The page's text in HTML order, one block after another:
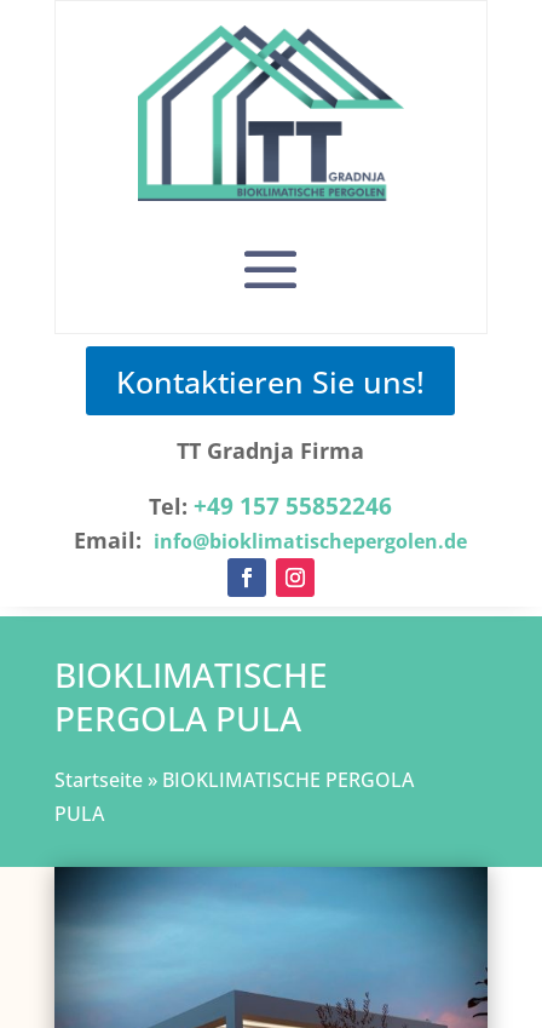
Kontaktieren Sie uns!
TT Gradnja Firma
Tel: +49 157 55852246
Email: info@bioklimatischepergolen.de
BIOKLIMATISCHE
PERGOLA PULA
Startseite» BIOKLIMATISCHE PERGOLA
PULA